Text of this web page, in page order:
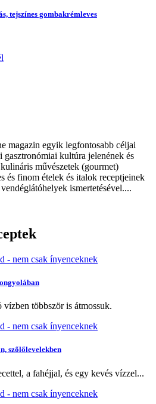
tejszínes gombakrémleves
magazin egyik legfontosabb céljai
gasztronómiai kultúra jelenének és
művészetek (gourmet)
és finom ételek és italok receptjeinek
ismertetésével....
többször is átmossuk.
szőlőlevelekben
a fahéjjal, és egy kevés vízzel...